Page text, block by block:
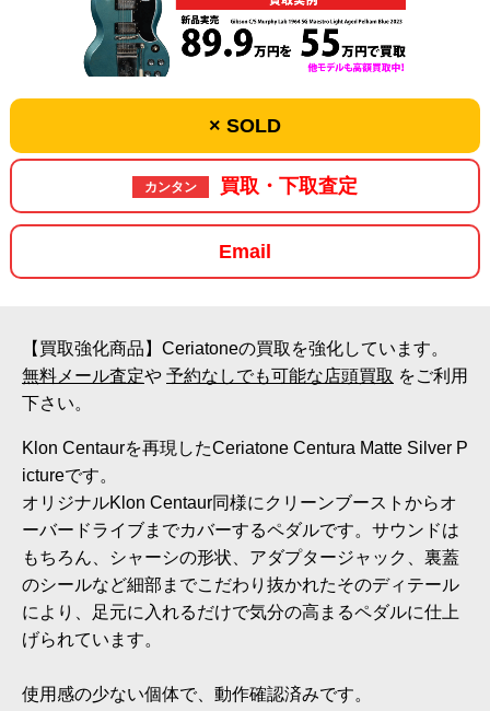
× SOLD
カンタン 買取・下取査定
Email
【買取強化商品】Ceriatoneの買取を強化しています。
無料メール査定や 予約なしでも可能な店頭買取 をご利用
下さい。
Klon Centaurを再現したCeriatone Centura Matte Silver P
ictureです。
オリジナルKlon Centaur同様にクリーンブーストからオ
ーバードライブまでカバーするペダルです。サウンドは
もちろん、シャーシの形状、アダプタージャック、裏蓋
のシールなど細部までこだわり抜かれたそのディテール
により、足元に入れるだけで気分の高まるペダルに仕上
げられています。
使用感の少ない個体で、動作確認済みです。